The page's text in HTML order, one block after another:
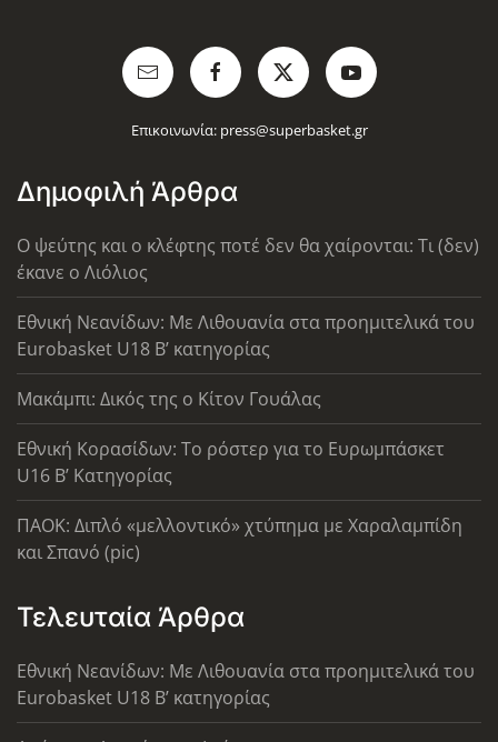
Επικοινωνία: press@superbasket.gr
Δημοφιλή Άρθρα
Ο ψεύτης και ο κλέφτης ποτέ δεν θα χαίρονται: Τι (δεν)
έκανε ο Λιόλιος
Εθνική Νεανίδων: Με Λιθουανία στα προημιτελικά του
Eurobasket U18 Β’ κατηγορίας
Μακάμπι: Δικός της ο Κίτον Γουάλας
Εθνική Κορασίδων: Το ρόστερ για το Ευρωμπάσκετ
U16 B’ Κατηγορίας
ΠΑΟΚ: Διπλό «μελλοντικό» χτύπημα με Χαραλαμπίδη
και Σπανό (pic)
Τελευταία Άρθρα
Εθνική Νεανίδων: Με Λιθουανία στα προημιτελικά του
Eurobasket U18 Β’ κατηγορίας